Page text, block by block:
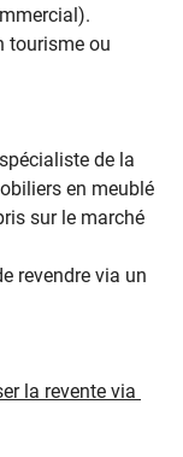
tourisme ou
de la
en meublé
sur le marché
revendre via un
la revente via